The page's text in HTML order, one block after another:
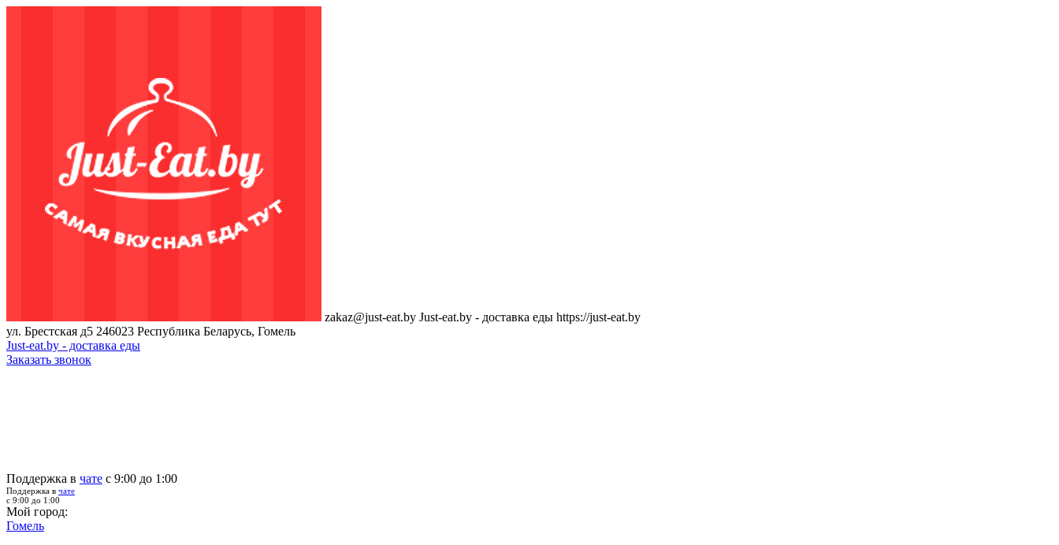
zakaz@just-eat.by Just-eat.by - доставка еды https://just-eat.by
ул. Брестская д5 246023 Республика Беларусь, Гомель
Just-eat.by - доставка еды
Заказать звонок
Поддержка в чате с 9:00 до 1:00
Поддержка в чате
с 9:00 до 1:00
Мой город:
Гомель